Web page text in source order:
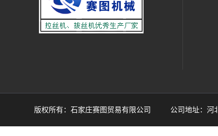
版权所有：石家庄赛图贸易有限公司 公司地址：